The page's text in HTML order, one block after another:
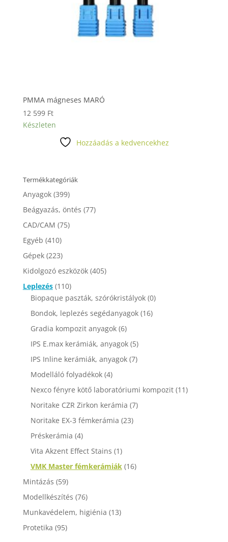
PMMA mágneses MARÓ
12 599 Ft
Készleten
Hozzáadás a kedvencekhez
Termékkategóriák
Anyagok (399)
Beágyazás, öntés (77)
CAD/CAM (75)
Egyéb (410)
Gépek (223)
Kidolgozó eszközök (405)
Leplezés (110)
Biopaque paszták, szórókristályok (0)
Bondok, leplezés segédanyagok (16)
Gradia kompozit anyagok (6)
IPS E.max kerámiák, anyagok (5)
IPS Inline kerámiák, anyagok (7)
Modelláló folyadékok (4)
Nexco fényre kötő laboratóriumi kompozit (11)
Noritake CZR Zirkon kerámia (7)
Noritake EX-3 fémkerámia (23)
Préskerámia (4)
Vita Akzent Effect Stains (1)
VMK Master fémkerámiák (16)
Mintázás (59)
Modellkészítés (76)
Munkavédelem, higiénia (13)
Protetika (95)